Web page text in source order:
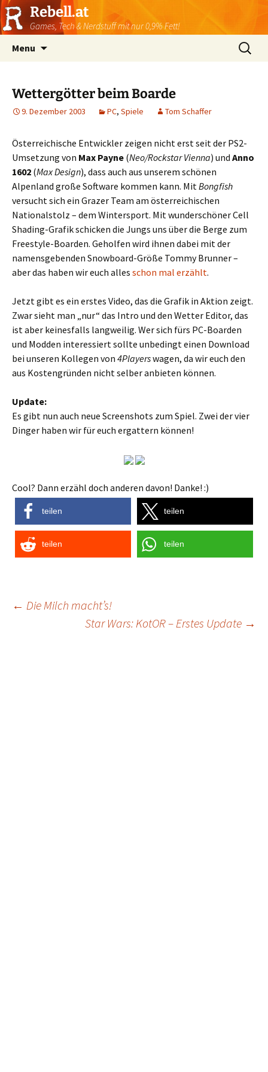
Rebell.at
Games, Tech & Nerdstuff mit nur 0,9% Fett!
Menu
Suchen
nach:
Wettergötter beim Boarde
9. Dezember 2003 PC, Spiele Tom Schaffer
Österreichische Entwickler zeigen nicht erst seit der PS2-
Umsetzung von Max Payne (Neo/Rockstar Vienna) und Anno
1602 (Max Design), dass auch aus unserem schönen
Alpenland große Software kommen kann. MitBongfish
versucht sich ein Grazer Team am österreichischen
Nationalstolz – dem Wintersport. Mit wunderschöner Cell
Shading-Grafik schicken die Jungs uns über die Berge zum
Freestyle-Boarden. Geholfen wird ihnen dabei mit der
namensgebenden Snowboard-Größe Tommy Brunner –
aber das haben wir euch alles schon mal erzählt.
Jetzt gibt es ein erstes Video, das die Grafik in Aktion zeigt.
Zwar sieht man „nur“ das Intro und den Wetter Editor, das
ist aber keinesfalls langweilig. Wer sich fürs PC-Boarden
und Modden interessiert sollte unbedingt einen Download
bei unseren Kollegen von 4Playerswagen, da wir euch den
aus Kostengründen nicht selber anbieten können.
Update:
Es gibt nun auch neue Screenshots zum Spiel. Zwei der vier
Dinger haben wir für euch ergattern können!
Cool? Dann erzähl doch anderen davon! Danke! :)
teilen teilen
teilen teilen
Post
← Die Milch macht’s!
Star Wars: KotOR – Erstes Update →